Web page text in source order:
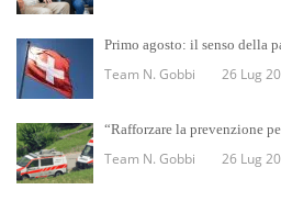
Primo agosto: il senso della
Team N. Gobbi 26 Lug
“Rafforzare la prevenzione
Team N. Gobbi 26 Lug